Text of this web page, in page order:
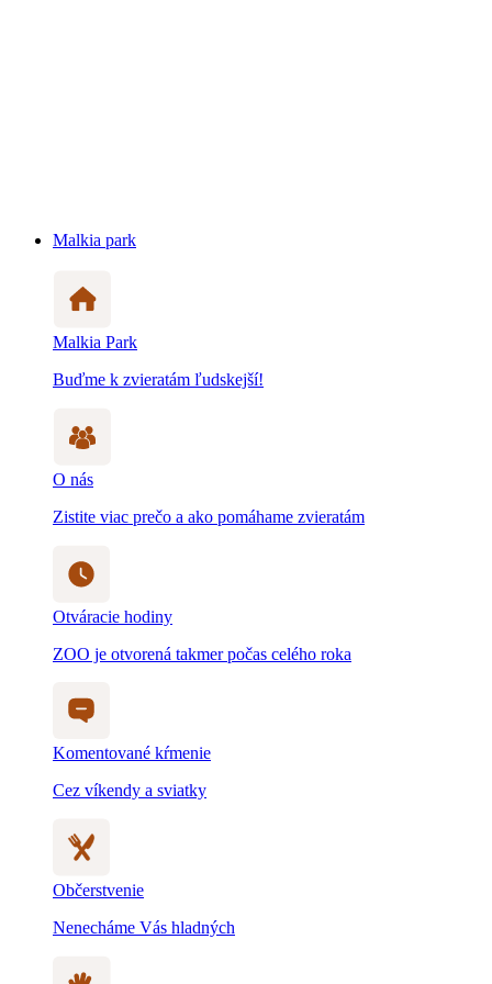
Malkia park
Malkia Park
Buďme k zvieratám ľudskejší!
O nás
Zistite viac prečo a ako pomáhame zvieratám
Otváracie hodiny
ZOO je otvorená takmer počas celého roka
Komentované kŕmenie
Cez víkendy a sviatky
Občerstvenie
Nenecháme Vás hladných